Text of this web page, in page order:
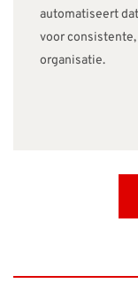
automatiseert
voor
organisatie.